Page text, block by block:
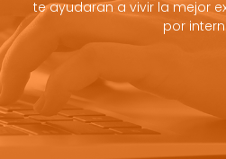
te ayudaran a vivir la mejor
por